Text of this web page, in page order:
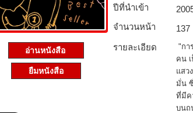
อ่านหนังสือ
ยืมหนังสือ
ปีที่นำเข้า
จำนวนหน้า
137
รายละเอียด
"กา
คน
แสว
มั่น
ที่มีค
บนถ